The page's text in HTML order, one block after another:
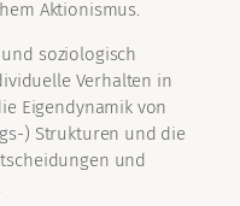
Aktionismus.
soziologisch
Verhalten in
Eigendynamik von
) Strukturen und die
und